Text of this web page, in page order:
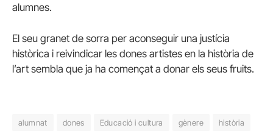
alumnes.
El seu granet de sorra per aconseguir una justícia
històrica i reivindicar les dones artistes en la història de
l’art sembla que ja ha començat a donar els seus fruits.
alumnat dones Educació i cultura gènere història